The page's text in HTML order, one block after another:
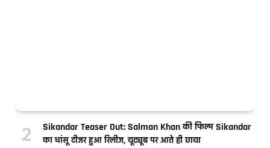
Sikandar Teaser Out: Salman Khan की फिल्म Sikandar
का धांसू टीजर हुआ रिलीज, यूट्यूब पर आते ही छाया